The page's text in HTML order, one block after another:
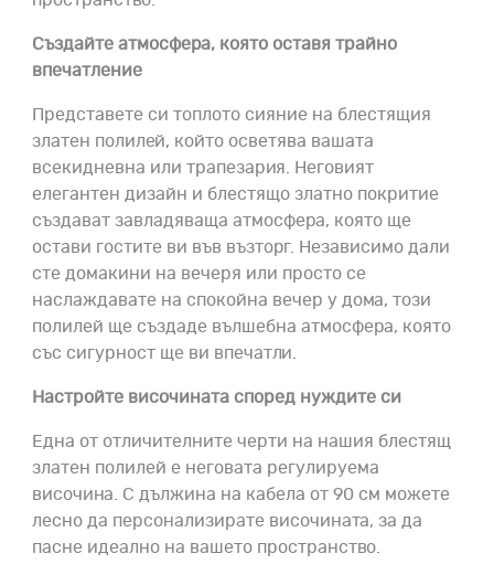
Създайте атмосфера, която оставя трайно
впечатление
Представете си топлото сияние на блестящия
златен полилей, който осветява вашата
всекидневна или трапезария. Неговият
елегантен дизайн и блестящо златно покритие
създават завладяваща атмосфера, която ще
остави гостите ви във възторг. Независимо дали
сте домакини на вечеря или просто се
наслаждавате на спокойна вечер у дома, този
полилей ще създаде вълшебна атмосфера, която
със сигурност ще ви впечатли.
Настройте височината според нуждите си
Една от отличителните черти на нашия блестящ
златен полилей е неговата регулируема
височина. С дължина на кабела от 90 см можете
лесно да персонализирате височината, за да
пасне идеално на вашето пространство.